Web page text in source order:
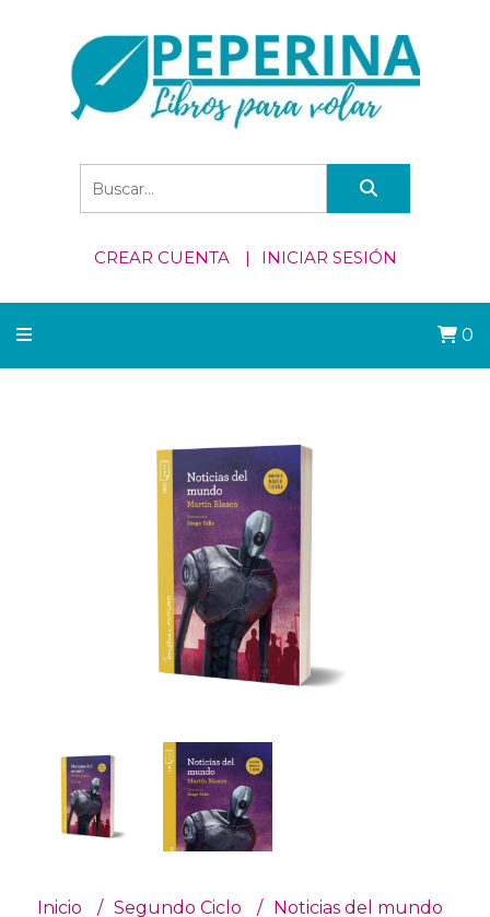
CREAR CUENTA INICIAR SESIÓN
0
Inicio Segundo Ciclo Noticias del mundo